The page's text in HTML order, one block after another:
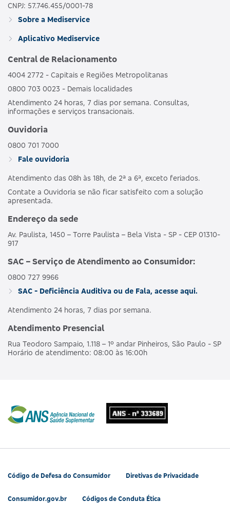
CNPJ: 57.746.455/0001-78
Sobre a Mediservice
Aplicativo Mediservice
Central de Relacionamento
4004 2772 - Capitais e Regiões Metropolitanas
0800 703 0023 - Demais localidades
Atendimento 24 horas, 7 dias por semana. Consultas,
informações e serviços transacionais.
Ouvidoria
0800 701 7000
Fale ouvidoria
Atendimento das 08h às 18h, de 2ª a 6ª, exceto feriados.
Contate a Ouvidoria se não ficar satisfeito com a solução
apresentada.
Endereço da sede
Av. Paulista, 1450 – Torre Paulista – Bela Vista - SP - CEP 01310-
917
SAC – Serviço de Atendimento ao Consumidor:
0800 727 9966
SAC - Deficiência Auditiva ou de Fala, acesse aqui.
Atendimento 24 horas, 7 dias por semana.
Atendimento Presencial
Rua Teodoro Sampaio, 1.118 – 1º andar Pinheiros, São Paulo - SP
Horário de atendimento: 08:00 às 16:00h
Código de Defesa do Consumidor Diretivas de Privacidade
Consumidor.gov.br Códigos de Conduta Ética